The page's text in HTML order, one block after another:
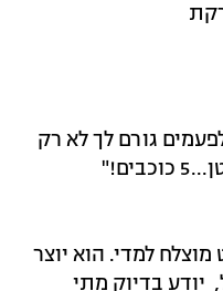
גורם לך לא רק
למדי. הוא יוצר
יודע בדיוק מתי